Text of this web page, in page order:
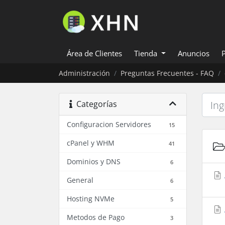
Área de Clientes Tienda Anuncios
Administración Preguntas Frecuentes - FAQ
Categorías
Configuracion Servidores 15
cPanel y WHM 41
Dominios y DNS 6
General 6
Hosting NVMe 5
Metodos de Pago 3